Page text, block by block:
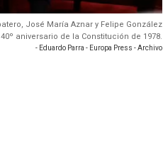
José María Aznar y Felipe González
aniversario de la Constitución de 1978.
- Eduardo Parra - Europa Press - Archivo